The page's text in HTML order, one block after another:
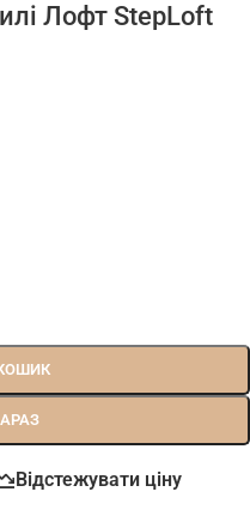
Лофт StepLoft
Відстежувати ціну